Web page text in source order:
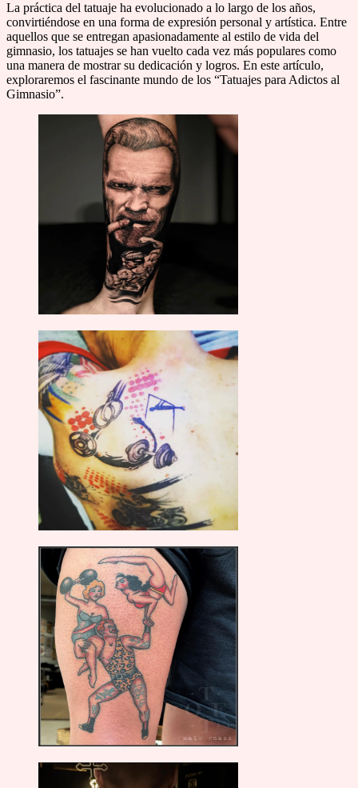
La práctica del tatuaje ha evolucionado a lo largo de los años,
convirtiéndose en una forma de expresión personal y artística. Entre
aquellos que se entregan apasionadamente al estilo de vida del
gimnasio, los tatuajes se han vuelto cada vez más populares como
una manera de mostrar su dedicación y logros. En este artículo,
exploraremos el fascinante mundo de los “Tatuajes para Adictos al
Gimnasio”.